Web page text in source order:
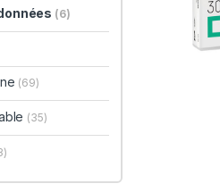
(6)
(69)
(35)